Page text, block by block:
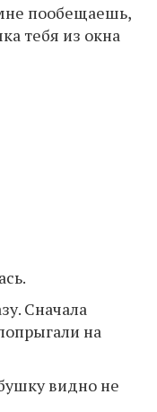
пообещаешь,
тебя из окна
Сначала
на
видно не